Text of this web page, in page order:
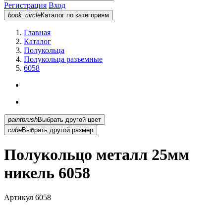
Регистрация Вход
book_circleКаталог по категориям
Главная
Каталог
Полукольца
Полукольца разъемные
6058
paintbrush
Выбрать другой цвет
cubeВыбрать другой размер
Полукольцо металл 25мм
никель 6058
Артикул 6058